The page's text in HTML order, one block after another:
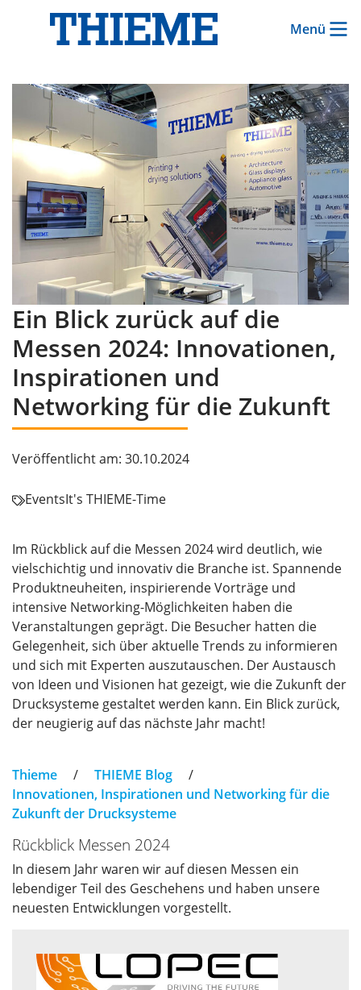
Menü
Ein Blick zurück auf die
Messen 2024: Innovationen,
Inspirationen und
Networking für die Zukunft
Veröffentlicht am: 30.10.2024
EventsIt's THIEME-Time
Im Rückblick auf die Messen 2024 wird deutlich, wie
vielschichtig und innovativ die Branche ist. Spannende
Produktneuheiten, inspirierende Vorträge und
intensive Networking-Möglichkeiten haben die
Veranstaltungen geprägt. Die Besucher hatten die
Gelegenheit, sich über aktuelle Trends zu informieren
und sich mit Experten auszutauschen. Der Austausch
von Ideen und Visionen hat gezeigt, wie die Zukunft der
Drucksysteme gestaltet werden kann. Ein Blick zurück,
der neugierig auf das nächste Jahr macht!
Thieme / THIEME Blog
/
Innovationen, Inspirationen und Networking für die
Zukunft der Drucksysteme
Rückblick Messen 2024
In diesem Jahr waren wir auf diesen Messen ein
lebendiger Teil des Geschehens und haben unsere
neuesten Entwicklungen vorgestellt.